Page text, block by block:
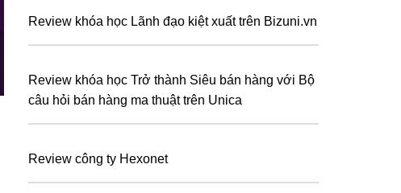
Review khóa học Lãnh đạo kiệt xuất trên Bizuni.vn
Review khóa học Trở thành Siêu bán hàng với Bộ
câu hỏi bán hàng ma thuật trên Unica
Review công ty Hexonet